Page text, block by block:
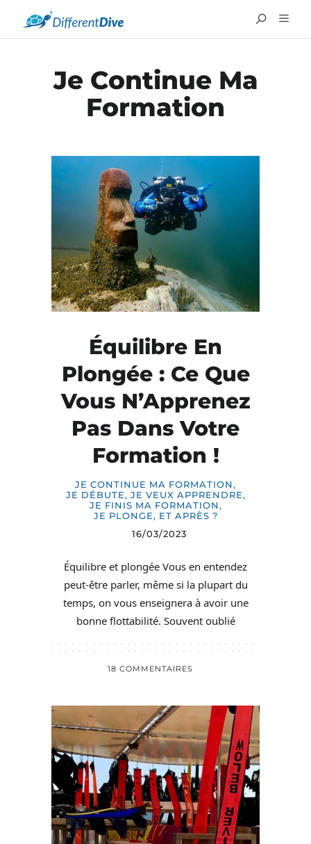
Je Continue Ma
Formation
Équilibre En
Plongée : Ce Que
Vous N’Apprenez
Pas Dans Votre
Formation !
JE CONTINUE MA FORMATION,
JE DÉBUTE, JE VEUX APPRENDRE,
JE FINIS MA FORMATION,
JE PLONGE, ET APRÈS ?
16/03/2023
Équilibre et plongée Vous en entendez
peut-être parler, même si la plupart du
temps, on vous enseignera à avoir une
bonne flottabilité. Souvent oublié
18 COMMENTAIRES